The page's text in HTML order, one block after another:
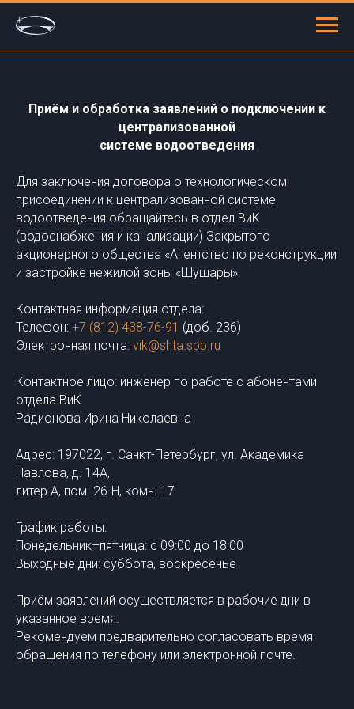
Приём и обработка заявлений о подключении к
централизованной
системе водоотведения
Для заключения договора о технологическом
присоединении к централизованной системе
водоотведения обращайтесь в отдел ВиК
(водоснабжения и канализации) Закрытого
акционерного общества «Агентство по реконструкции
и застройке нежилой зоны «Шушары».
Контактная информация отдела:
Телефон: +7 (812) 438-76-91 (доб. 236)
Электронная почта: vik@shta.spb.ru
Контактное лицо: инженер по работе с абонентами
отдела ВиК
Радионова Ирина Николаевна
Адрес: 197022, г. Санкт-Петербург, ул. Академика
Павлова, д. 14А,
литер А, пом. 26-Н, комн. 17
График работы:
Понедельник–пятница: с 09:00 до 18:00
Выходные дни: суббота, воскресенье
Приём заявлений осуществляется в рабочие дни в
указанное время.
Рекомендуем предварительно согласовать время
обращения по телефону или электронной почте.